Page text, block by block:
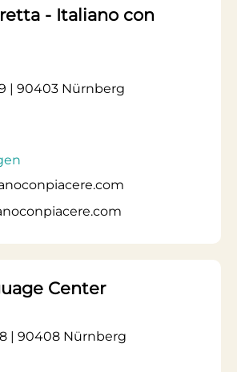
- Italiano con
| 90403 Nürnberg
Center
| 90408 Nürnberg